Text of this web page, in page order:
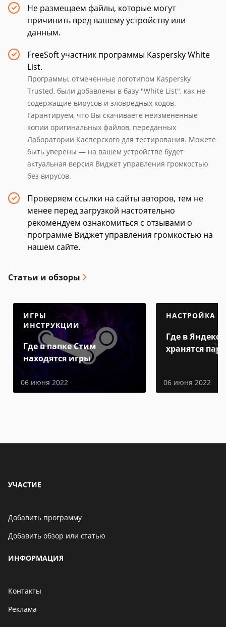
Не размещаем файлы, которые могут
причинить вред вашему устройству или
данным.
FreeSoft участник программы Kaspersky White
List.
Программы, отмеченные логотипом Kaspersky
Trusted, были добавлены в базу "White List", как не
содержащие вирусов и зловредных кодов.
Гарантируем, что Вы скачиваете неизмененные
копии оригинальных файлов, переданных
Лаборатории Касперского для тестирования. Можете
быть уверены — на вашем устройстве будет
актуальная версия Виджет управления громкостью
без вирусов.
Проверяем ссылки на сайты авторов, тем не
менее перед загрузкой настоятельно
рекомендуем ознакомиться с отзывами о
программе Виджет управления громкостью на
нашем сайте.
Статьи и обзоры
ИГРЫ
ИНСТРУКЦИИ
Где в папке Стим
находятся игры
06 июня 2022
НАСТРОЙКА
Где в Яндекс
хранятся
06 июня 2022
УЧАСТИЕ
Добавить программу
Добавить обзор или статью
ИНФОРМАЦИЯ
Контакты
Реклама